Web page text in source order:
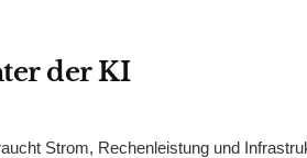
der KI
Strom, Rechenleistung und